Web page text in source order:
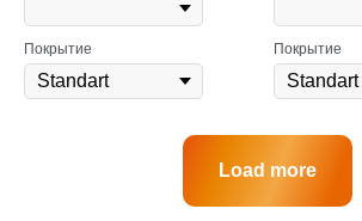
Покрытие Покрытие
Load more